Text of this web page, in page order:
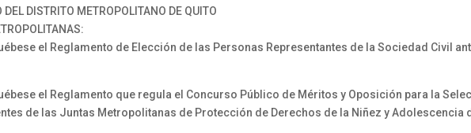
DEL DISTRITO METROPOLITANO DE QUITO
el Reglamento de Elección de las Personas Representantes de la Sociedad Civil
el Reglamento que regula el Concurso Público de Méritos y Oposición para la
de las Juntas Metropolitanas de Protección de Derechos de la Niñez y Adolescencia